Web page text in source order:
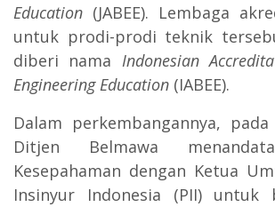
Education (JABEE). Lembaga
untuk prodi-prodi teknik
diberi nama Indonesian
Engineering Education (IABEE).
Dalam perkembangannya,
Ditjen Belmawa
Kesepahaman dengan Ketua
Insinyur Indonesia (PII) untuk